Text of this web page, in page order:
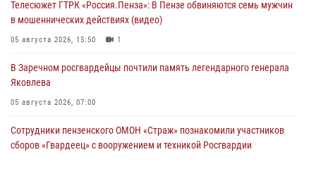
Телесюжет ГТРК «Россия.Пенза»: В Пензе обвиняются семь мужчин
в мошеннических действиях (видео)
05 августа 2026, 15:50 1
В Заречном росгвардейцы почтили память легендарного генерала
Яковлева
05 августа 2026, 07:00
Сотрудники пензенского ОМОН «Страж» познакомили участников
сборов «Гвардеец» с вооружением и техникой Росгвардии